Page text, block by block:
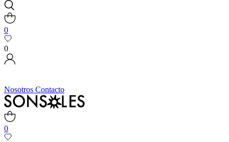
0
0
Nosotros Contacto
0